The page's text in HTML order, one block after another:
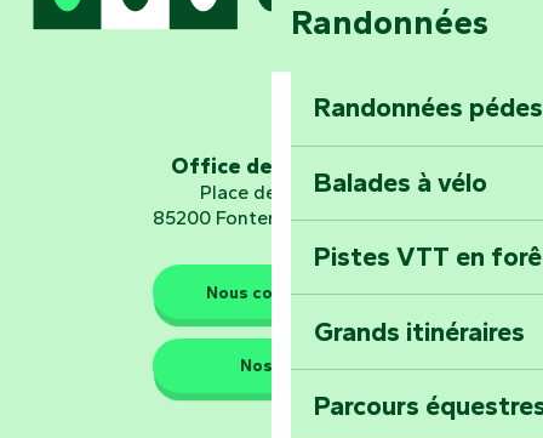
Embarquez pour
Explorez
d’orientation «
Les gardiens de la nature
Randonnées
Randonnées
Balades à vélo
Pistes VTT en
Grands itinéraires
Parcours
Office de tourisme
Place de Verdun
85200 Fontenay-le-Comte
Nous contacter
Nos QG